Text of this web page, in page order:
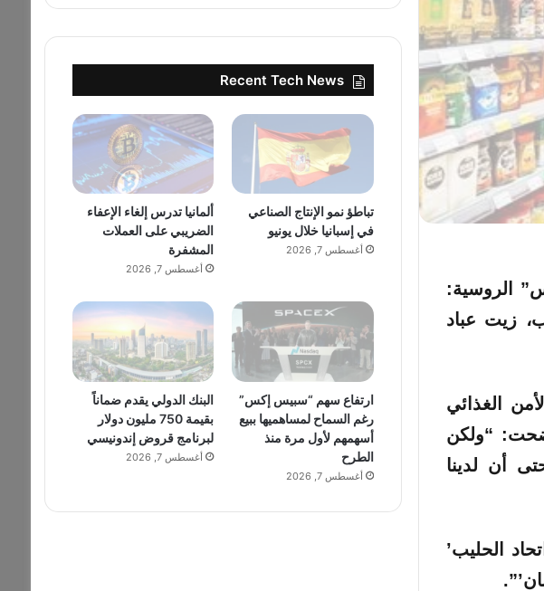
الروسية:
زيت عباد
الغذائي
“ولكن
أن لدينا
الحليب’
Recent Tech News
تباطؤ نمو الإنتاج الصناعي
في إسبانيا خلال يونيو
أغسطس 7, 2026
ألمانيا تدرس إلغاء الإعفاء
الضريبي على العملات
المشفرة
أغسطس 7, 2026
ارتفاع سهم “سبيس إكس”
رغم السماح لمساهميها ببيع
أسهمهم لأول مرة منذ
الطرح
أغسطس 7, 2026
البنك الدولي يقدم ضماناً
بقيمة 750 مليون دولار
لبرنامج قروض إندونيسي
أغسطس 7, 2026